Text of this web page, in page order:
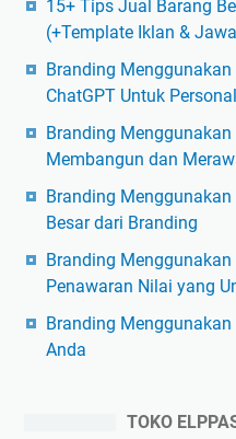
15+ Tips Jual Barang
(+Template Iklan &
Branding
ChatGPT Untuk
Branding
Membangun dan
Branding
Besar dari Branding
Branding
Penawaran Nilai yang
Branding
Anda
TOKO